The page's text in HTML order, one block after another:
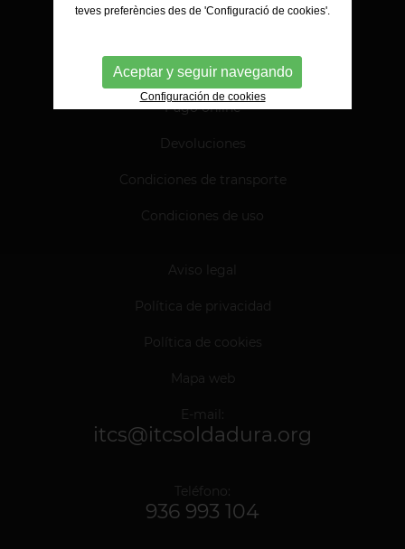
Pago online
Devoluciones
Condiciones de transporte
Condiciones de uso
Aviso legal
Política de privacidad
Política de cookies
Mapa web
E-mail:
itcs@itcsoldadura.org
Teléfono:
936 993 104
teves preferències des de 'Configuració de cookies'.
Aceptar y seguir navegando
Configuración de cookies